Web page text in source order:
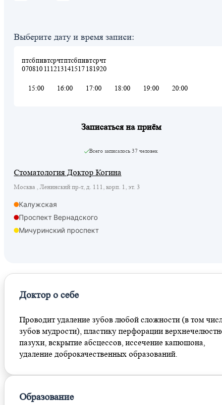
Выберите дату и время записи:
пт
07
сб
08
пн
10
вт
11
ср
12
чт
13
пт
14
сб
15
пн
17
вт
18
ср
19
чт
20
15:00 16:00 17:00 18:00 19:00 20:00
Записаться на приём
Всего записалось 37 человек
Стоматология Доктор Когина
Москва , Ленинский пр-т, д. 111, корп. 1, эт. 3
Калужская
Проспект Вернадского
Мичуринский проспект
Доктор о себе
Проводит удаление зубов любой сложности (в том
зубов мудрости), пластику перфорации
пазухи, вскрытие абсцессов, иссечение капюшона,
удаление доброкачественных образований.
Образование